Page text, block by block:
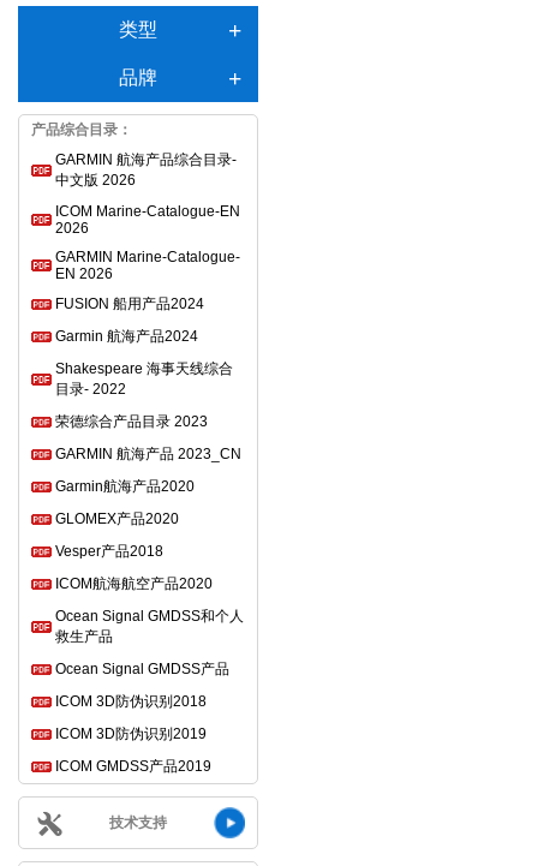
类型
品牌
产品综合目录：
GARMIN 航海产品综合目录-
中文版 2026
ICOM Marine-Catalogue-EN
2026
GARMIN Marine-Catalogue-
EN 2026
FUSION 船用产品2024
Garmin 航海产品2024
Shakespeare 海事天线综合
目录- 2022
荣德综合产品目录 2023
GARMIN 航海产品 2023_CN
Garmin航海产品2020
GLOMEX产品2020
Vesper产品2018
ICOM航海航空产品2020
Ocean Signal GMDSS和个人
救生产品
Ocean Signal GMDSS产品
ICOM 3D防伪识别2018
ICOM 3D防伪识别2019
ICOM GMDSS产品2019
技术支持